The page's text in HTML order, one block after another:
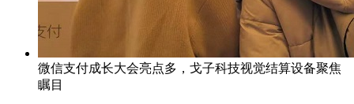
微信支付成长大会亮点多，戈子科技视觉结算设备聚焦
瞩目